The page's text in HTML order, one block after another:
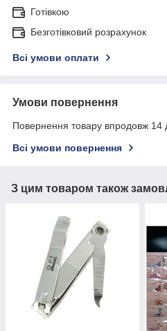
Готівкою
Безготівковий розрахунок
Всі умови оплати
Умови повернення
Повернення товару впродовж 14
Всі умови повернення
З цим товаром також